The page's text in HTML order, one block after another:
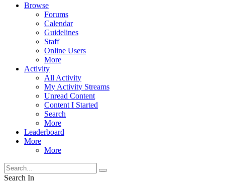
Browse
Forums
Calendar
Guidelines
Staff
Online Users
More
Activity
All Activity
My Activity Streams
Unread Content
Content I Started
Search
More
Leaderboard
More
More
Search In